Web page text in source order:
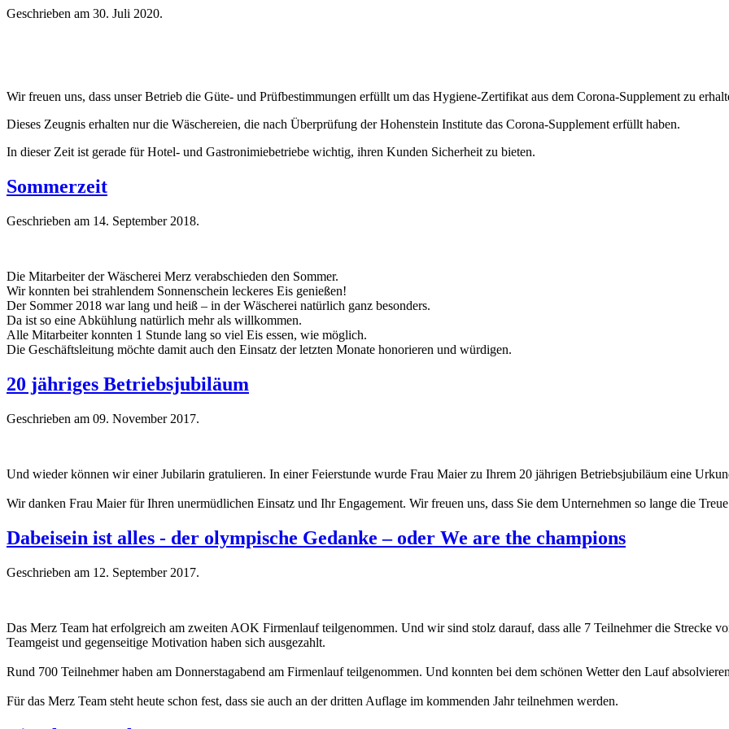
Geschrieben am 30. Juli 2020.
Wir freuen uns, dass unser Betrieb die Güte- und Prüfbestimmungen erfüllt um das Hygiene-Zertifikat aus dem Corona-Supplement zu
Dieses Zeugnis erhalten nur die Wäschereien, die nach Überprüfung der Hohenstein Institute das Corona-Supplement erfüllt haben.
In dieser Zeit ist gerade für Hotel- und Gastronimiebetriebe wichtig, ihren Kunden Sicherheit zu bieten.
Sommerzeit
Geschrieben am 14. September 2018.
Die Mitarbeiter der Wäscherei Merz verabschieden den Sommer.
Wir konnten bei strahlendem Sonnenschein leckeres Eis genießen!
Der Sommer 2018 war lang und heiß – in der Wäscherei natürlich ganz besonders.
Da ist so eine Abkühlung natürlich mehr als willkommen.
Alle Mitarbeiter konnten 1 Stunde lang so viel Eis essen, wie möglich.
Die Geschäftsleitung möchte damit auch den Einsatz der letzten Monate honorieren und würdigen.
20 jähriges Betriebsjubiläum
Geschrieben am 09. November 2017.
Und wieder können wir einer Jubilarin gratulieren. In einer Feierstunde wurde Frau Maier zu Ihrem 20 jährigen Betriebsjubiläum eine
Wir danken Frau Maier für Ihren unermüdlichen Einsatz und Ihr Engagement. Wir freuen uns, dass Sie dem Unternehmen so lange die
Dabeisein ist alles - der olympische Gedanke – oder We are the champions
Geschrieben am 12. September 2017.
Das Merz Team hat erfolgreich am zweiten AOK Firmenlauf teilgenommen. Und wir sind stolz darauf, dass alle 7 Teilnehmer die Strecke
Teamgeist und gegenseitige Motivation haben sich ausgezahlt.
Rund 700 Teilnehmer haben am Donnerstagabend am Firmenlauf teilgenommen. Und konnten bei dem schönen Wetter den Lauf
Für das Merz Team steht heute schon fest, dass sie auch an der dritten Auflage im kommenden Jahr teilnehmen werden.